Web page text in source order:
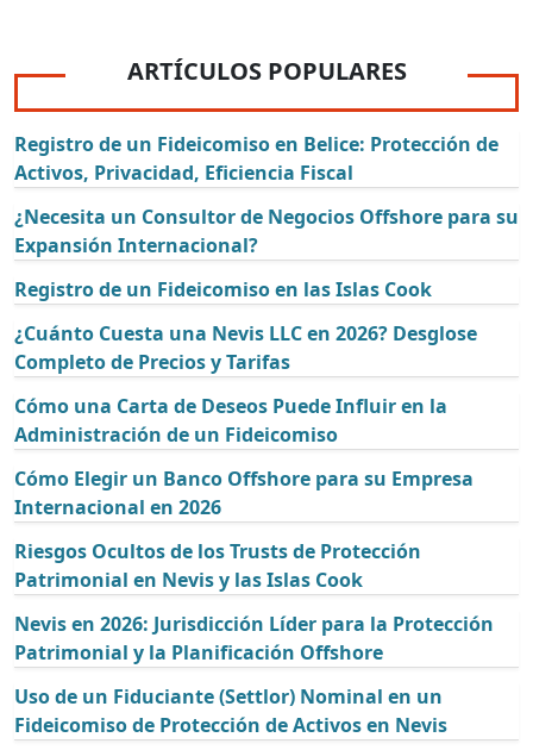
ARTÍCULOS POPULARES
Registro de un Fideicomiso en Belice: Protección de
Activos, Privacidad, Eficiencia Fiscal
¿Necesita un Consultor de Negocios Offshore para su
Expansión Internacional?
Registro de un Fideicomiso en las Islas Cook
¿Cuánto Cuesta una Nevis LLC en 2026? Desglose
Completo de Precios y Tarifas
Cómo una Carta de Deseos Puede Influir en la
Administración de un Fideicomiso
Cómo Elegir un Banco Offshore para su Empresa
Internacional en 2026
Riesgos Ocultos de los Trusts de Protección
Patrimonial en Nevis y las Islas Cook
Nevis en 2026: Jurisdicción Líder para la Protección
Patrimonial y la Planificación Offshore
Uso de un Fiduciante (Settlor) Nominal en un
Fideicomiso de Protección de Activos en Nevis